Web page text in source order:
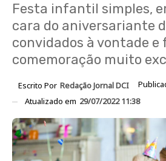
Festa infantil simples,
cara do aniversariante
convidados à vontade e
comemoração muito
Escrito Por Redação Jornal DCI
Atualizado em 29/07/2022 11:38